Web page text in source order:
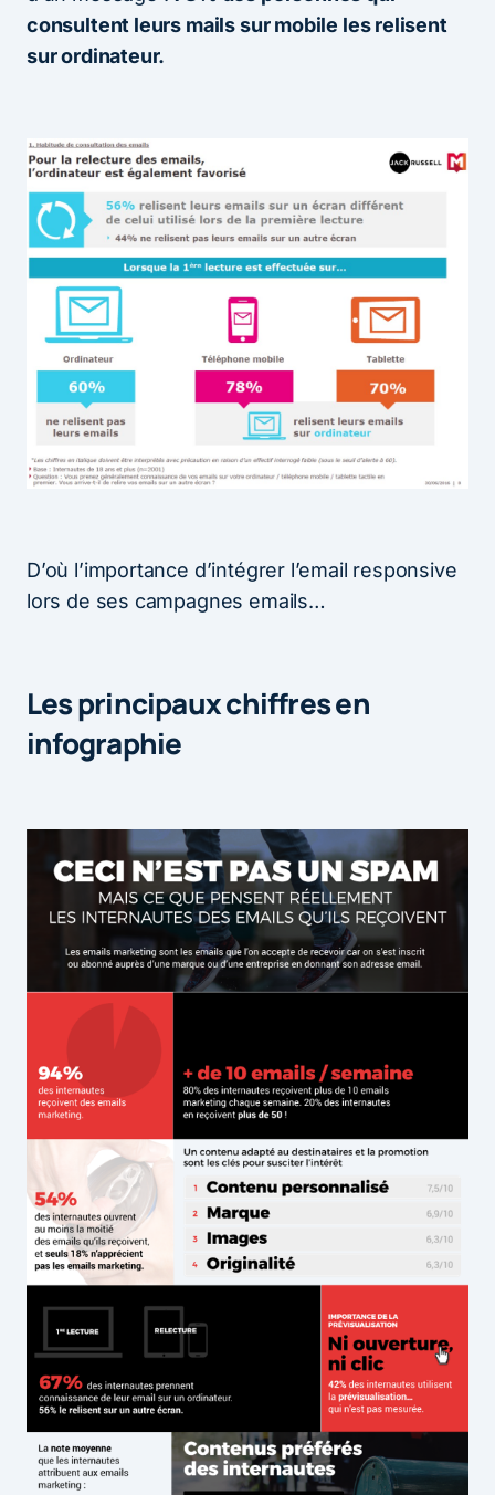
consultent leurs mails sur mobile les relisent
sur ordinateur.
D’où l’importance d’intégrer l’email responsive
lors de ses campagnes emails…
Les principaux chiffres en
infographie